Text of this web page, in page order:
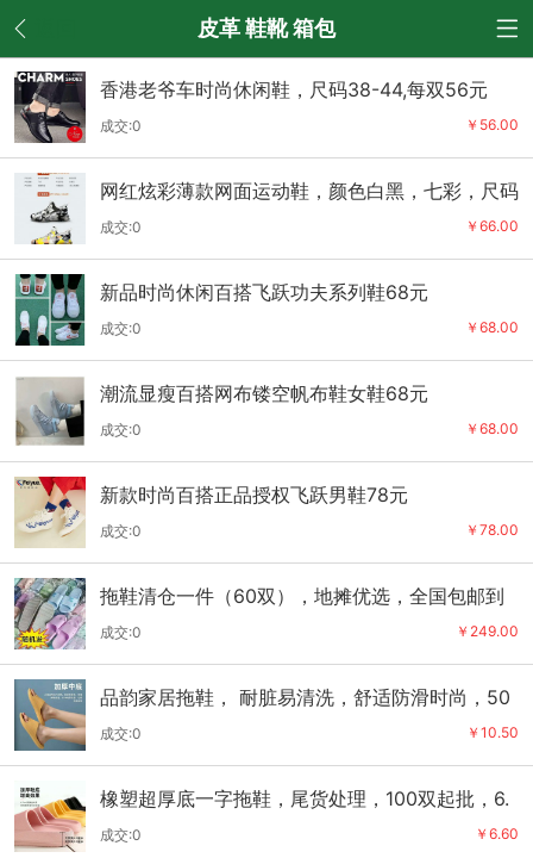
皮革 鞋靴 箱包
香港老爷车时尚休闲鞋，尺码38-44,每双56元
￥56.00
成交:0
网红炫彩薄款网面运动鞋，颜色白黑，七彩，尺码
39-44码，66元
￥66.00
成交:0
新品时尚休闲百搭飞跃功夫系列鞋68元
￥68.00
成交:0
潮流显瘦百搭网布镂空帆布鞋女鞋68元
￥68.00
成交:0
新款时尚百搭正品授权飞跃男鞋78元
￥78.00
成交:0
拖鞋清仓一件（60双），地摊优选，全国包邮到
家 249元
￥249.00
成交:0
品韵家居拖鞋， 耐脏易清洗，舒适防滑时尚，50
0双起批10.5元
￥10.50
成交:0
橡塑超厚底一字拖鞋，尾货处理，100双起批，6.
5元
￥6.60
成交:0